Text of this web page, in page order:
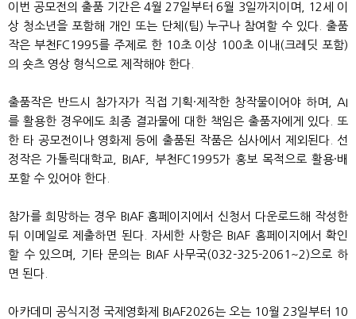
이번 공모전의 출품 기간은 4월 27일부터 6월 3일까지이며, 12세 이
상 청소년을 포함해 개인 또는 단체(팀) 누구나 참여할 수 있다. 출품
작은 부천FC1995를 주제로 한 10초 이상 100초 이내(크레딧 포함)
의 숏츠 영상 형식으로 제작해야 한다.
출품작은 반드시 참가자가 직접 기획·제작한 창작물이어야 하며, AI
를 활용한 경우에도 최종 결과물에 대한 책임은 출품자에게 있다. 또
한 타 공모전이나 영화제 등에 출품된 작품은 심사에서 제외된다. 선
정작은 가톨릭대학교, BIAF, 부천FC1995가 홍보 목적으로 활용·배
포할 수 있어야 한다.
참가를 희망하는 경우 BIAF 홈페이지에서 신청서 다운로드해 작성한
뒤 이메일로 제출하면 된다. 자세한 사항은 BIAF 홈페이지에서 확인
할 수 있으며, 기타 문의는 BIAF 사무국(032-325-2061~2)으로 하
면 된다.
아카데미 공식지정 국제영화제 BIAF2026는 오는 10월 23일부터 10